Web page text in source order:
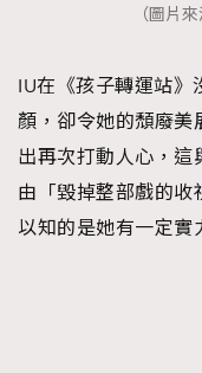
（圖片
IU在《孩子轉運站》
顏，卻令她的頹廢美
出再次打動人心，這
由「毀掉整部戲的收
以知的是她有一定實